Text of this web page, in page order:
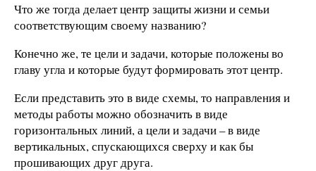
Что же тогда делает центр защиты жизни и семьи
соответствующим своему названию?
Конечно же, те цели и задачи, которые положены во
главу угла и которые будут формировать этот центр.
Если представить это в виде схемы, то направления и
методы работы можно обозначить в виде
горизонтальных линий, а цели и задачи – в виде
вертикальных, спускающихся сверху и как бы
прошивающих друг друга.